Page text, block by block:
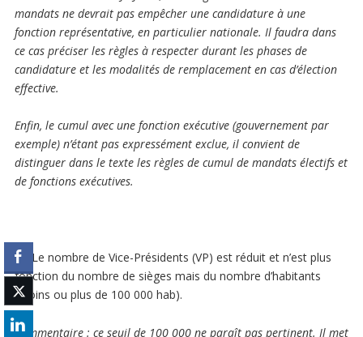
mandats ne devrait pas empêcher une candidature à une
fonction représentative, en particulier nationale. Il faudra dans
ce cas préciser les règles à respecter durant les phases de
candidature et les modalités de remplacement en cas d’élection
effective.
Enfin, le cumul avec une fonction exécutive (gouvernement par
exemple) n’étant pas expressément exclue, il convient de
distinguer dans le texte les règles de cumul de mandats électifs et
de fonctions exécutives.
o Le nombre de Vice-Présidents (VP) est réduit et n’est plus
fonction du nombre de sièges mais du nombre d’habitants
(moins ou plus de 100 000 hab).
Commentaire : ce seuil de 100 000 ne paraît pas pertinent. Il met